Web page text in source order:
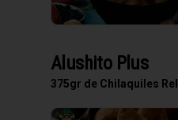
Alushito Plus
375gr de Chilaquiles